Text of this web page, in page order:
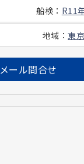
船検 ： R11
地域 ：東
メール問合せ